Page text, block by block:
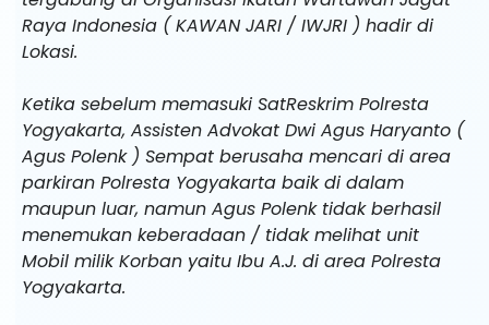
Raya Indonesia ( KAWAN JARI / IWJRI ) hadir di
Lokasi.
Ketika sebelum memasuki SatReskrim Polresta
Yogyakarta, Assisten Advokat Dwi Agus Haryanto (
Agus Polenk ) Sempat berusaha mencari di area
parkiran Polresta Yogyakarta baik di dalam
maupun luar, namun Agus Polenk tidak berhasil
menemukan keberadaan / tidak melihat unit
Mobil milik Korban yaitu Ibu A.J. di area Polresta
Yogyakarta.